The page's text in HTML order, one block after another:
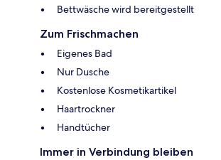
Bettwäsche wird bereitgestellt
Zum Frischmachen
Eigenes Bad
Nur Dusche
Kostenlose Kosmetikartikel
Haartrockner
Handtücher
Immer in Verbindung bleiben